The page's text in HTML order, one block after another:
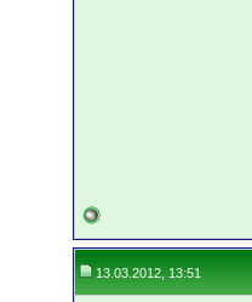
13.03.2012, 13:51